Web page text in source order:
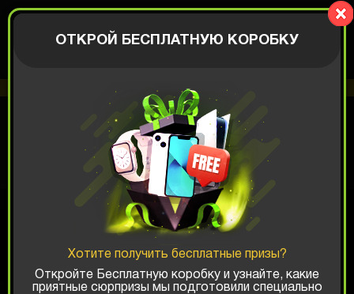
АВТОРИЗАЦИЯ
Вам доступно 1 бесплатное открытие коробки
БЕСПЛАТНАЯ
КОРОБКА
ОТКРОЙ БЕСПЛАТНУЮ КОРОБКУ
Хотите получить бесплатные призы?
Откройте Бесплатную коробку и узнайте, какие
приятные сюрпризы мы подготовили специально